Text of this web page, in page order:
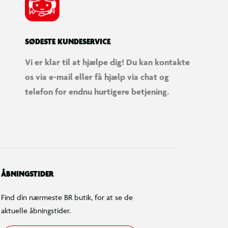
SØDESTE KUNDESERVICE
Vi er klar til at hjælpe dig! Du kan kontakte
os via e-mail eller få hjælp via chat og
telefon for endnu hurtigere betjening.
ÅBNINGSTIDER
Find din nærmeste BR butik, for at se de
aktuelle åbningstider.